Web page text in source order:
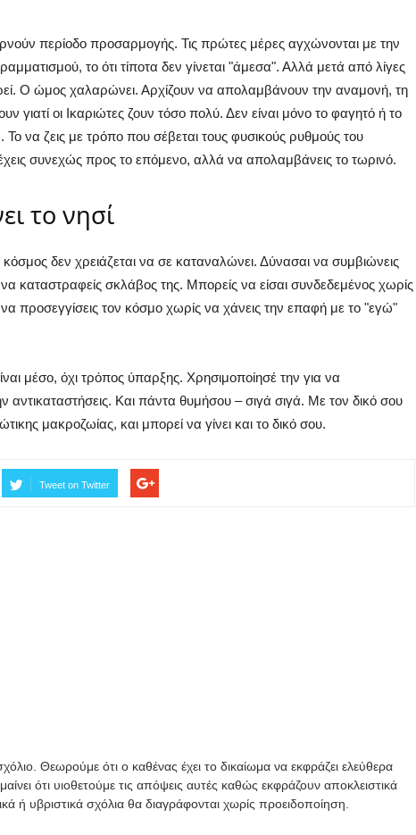
περίοδο προσαρμογής. Τις πρώτες μέρες αγχώνονται με την
το ότι τίποτα δεν γίνεται "άμεσα". Αλλά μετά από λίγες
Ο ώμος χαλαρώνει. Αρχίζουν να απολαμβάνουν την αναμονή, τη
γιατί οι Ικαριώτες ζουν τόσο πολύ. Δεν είναι μόνο το φαγητό ή το
Το να ζεις με τρόπο που σέβεται τους φυσικούς ρυθμούς του
συνεχώς προς το επόμενο, αλλά να απολαμβάνεις το τωρινό.
το νησί
κόσμος δεν χρειάζεται να σε καταναλώνει. Δύνασαι να συμβιώνεις
να καταστραφείς σκλάβος της. Μπορείς να είσαι συνδεδεμένος χωρίς
προσεγγίσεις τον κόσμο χωρίς να χάνεις την επαφή με το "εγώ"
μέσο, όχι τρόπος ύπαρξης. Χρησιμοποίησέ την για να
αντικαταστήσεις. Και πάντα θυμήσου – σιγά σιγά. Με τον δικό σου
μακροζωίας, και μπορεί να γίνει και το δικό σου.
Tweet on Twitter
Θεωρούμε ότι ο καθένας έχει το δικαίωμα να εκφράζει ελεύθερα
ότι υιοθετούμε τις απόψεις αυτές καθώς εκφράζουν αποκλειστικά
ή υβριστικά σχόλια θα διαγράφονται χωρίς προειδοποίηση.